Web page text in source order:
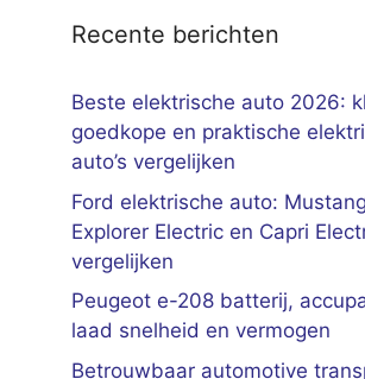
Recente berichten
Beste elektrische auto 2026:
goedkope en praktische
auto’s vergelijken
Ford elektrische auto:
Explorer Electric en Capri
vergelijken
Peugeot e-208 batterij,
laad snelheid en vermogen
Betrouwbaar automotive